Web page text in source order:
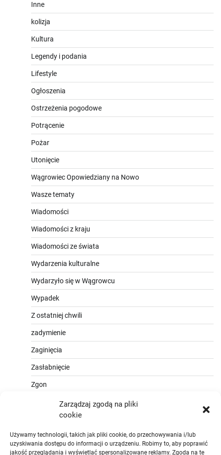
Zarządzaj zgodą na pliki
cookie
Używamy technologii, takich jak pliki cookie, do przechowywania i/lub
uzyskiwania dostępu do informacji o urządzeniu. Robimy to, aby poprawić
jakość przeglądania i wyświetlać spersonalizowane reklamy. Zgoda na te
Inne
kolizja
Kultura
Legendy i podania
Lifestyle
Ogłoszenia
Ostrzeżenia pogodowe
Potrącenie
Pożar
Utonięcie
Wągrowiec Opowiedziany na Nowo
Wasze tematy
Wiadomości
Wiadomości z kraju
Wiadomości ze świata
Wydarzenia kulturalne
Wydarzyło się w Wągrowcu
Wypadek
Z ostatniej chwili
zadymienie
Zaginięcia
Zasłabnięcie
Zgon